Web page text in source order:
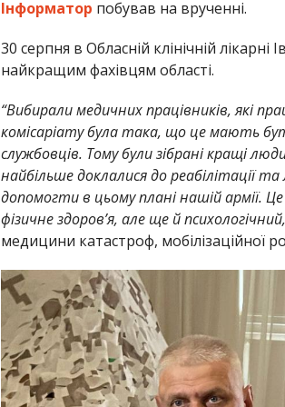
Інформатор побував на врученні.
30 серпня в Обласній клінічній
найкращим фахівцям області.
“Вибирали медичних працівників, які
комісаріату була така, що це мають
службовців. Тому були зібрані кращі
найбільше доклалися до реабілітації
допомогти в цьому плані нашій армії.
фізичне здоров’я, але ще й
медицини катастроф, мобілізаційної